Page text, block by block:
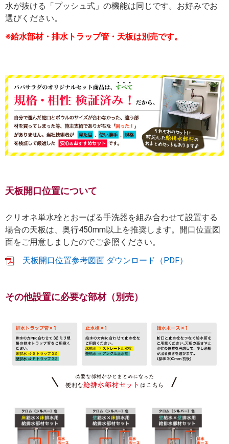
水が抜ける「プッシュ式」の機能は同じです。お好みでお
選びください。
※給水部材・排水トラップ管・天板は別売です。
天板開口位置について
クリオネ単水栓とおーばる手洗器を組み合わせて設置する
場合の天板は、奥行450mm以上を推奨します。開口位置図
面をご用意しましたのでご参照ください。
天板開口位置参考図面 ダウンロード（PDF）
その他設置に必要な部材（別売）